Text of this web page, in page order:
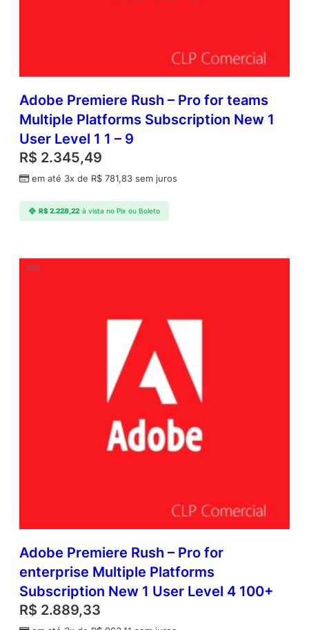
Adobe Premiere Rush – Pro for teams
Multiple Platforms Subscription New 1
User Level 1 1 – 9
R$ 2.345,49
em até 3x de R$ 781,83 sem juros
R$2.228,22 à vista no Pix ou Boleto
Adobe Premiere Rush – Pro for
enterprise Multiple Platforms
Subscription New 1 User Level 4 100+
R$ 2.889,33